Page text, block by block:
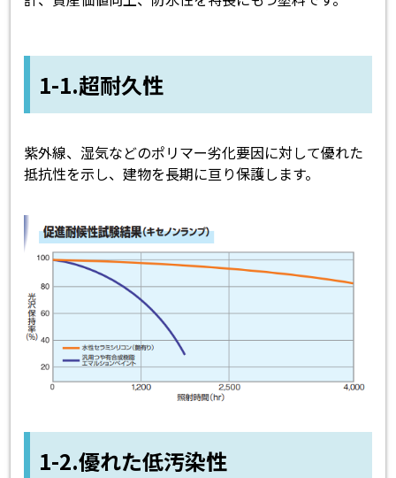
1-1.超耐久性
紫外線、湿気などのポリマー劣化要因に対して優れた
抵抗性を示し、建物を長期に亘り保護します。
1-2.優れた低汚染性